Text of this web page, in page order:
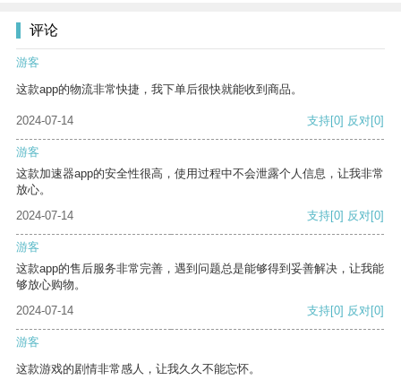
评论
游客
这款app的物流非常快捷，我下单后很快就能收到商品。
2024-07-14 支持[0] 反对[0]
游客
这款加速器app的安全性很高，使用过程中不会泄露个人信息，让我非常
放心。
2024-07-14
支持[0] 反对[0]
游客
这款app的售后服务非常完善，遇到问题总是能够得到妥善解决，让我能
够放心购物。
2024-07-14
支持[0] 反对[0]
游客
这款游戏的剧情非常感人，让我久久不能忘怀。